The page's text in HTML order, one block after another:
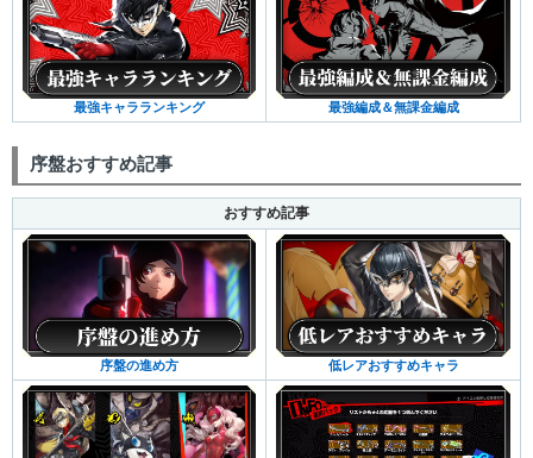
最強キャラランキング 最強編成＆無課金編成
序盤おすすめ記事
おすすめ記事
序盤の進め方 低レアおすすめキャラ